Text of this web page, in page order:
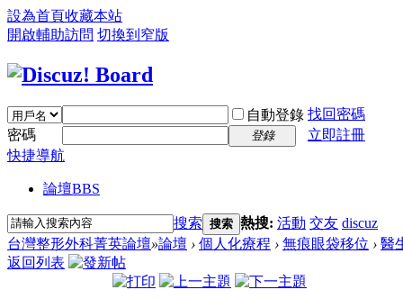
設為首頁收藏本站
開啟輔助訪問 切換到窄版
自動登錄 找回密碼
密碼
登錄
立即註冊
快捷導航
論壇BBS
搜索 搜索 熱搜: 活動 交友 discuz
台灣整形外科菁英論壇»論壇 › 個人化療程 › 無痕眼袋移位 › 醫
返回列表